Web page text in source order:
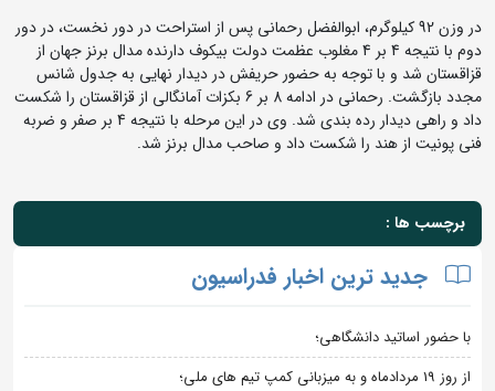
در وزن 92 کیلوگرم، ابوالفضل رحمانی پس از استراحت در دور نخست، در دور
دوم با نتیجه 4 بر 4 مغلوب عظمت دولت بیکوف دارنده مدال برنز جهان از
قزاقستان شد و با توجه به حضور حریفش در دیدار نهایی به جدول شانس
مجدد بازگشت. رحمانی در ادامه 8 بر 6 بکزات آمانگالی از قزاقستان را شکست
داد و راهی دیدار رده بندی شد. وی در این مرحله با نتیجه 4 بر صفر و ضربه
فنی پونیت از هند را شکست داد و صاحب مدال برنز شد.
برچسب ها :
جدید ترین اخبار فدراسیون
با حضور اساتید دانشگاهی؛
از روز 19 مردادماه و به میزبانی کمپ تیم های ملی؛